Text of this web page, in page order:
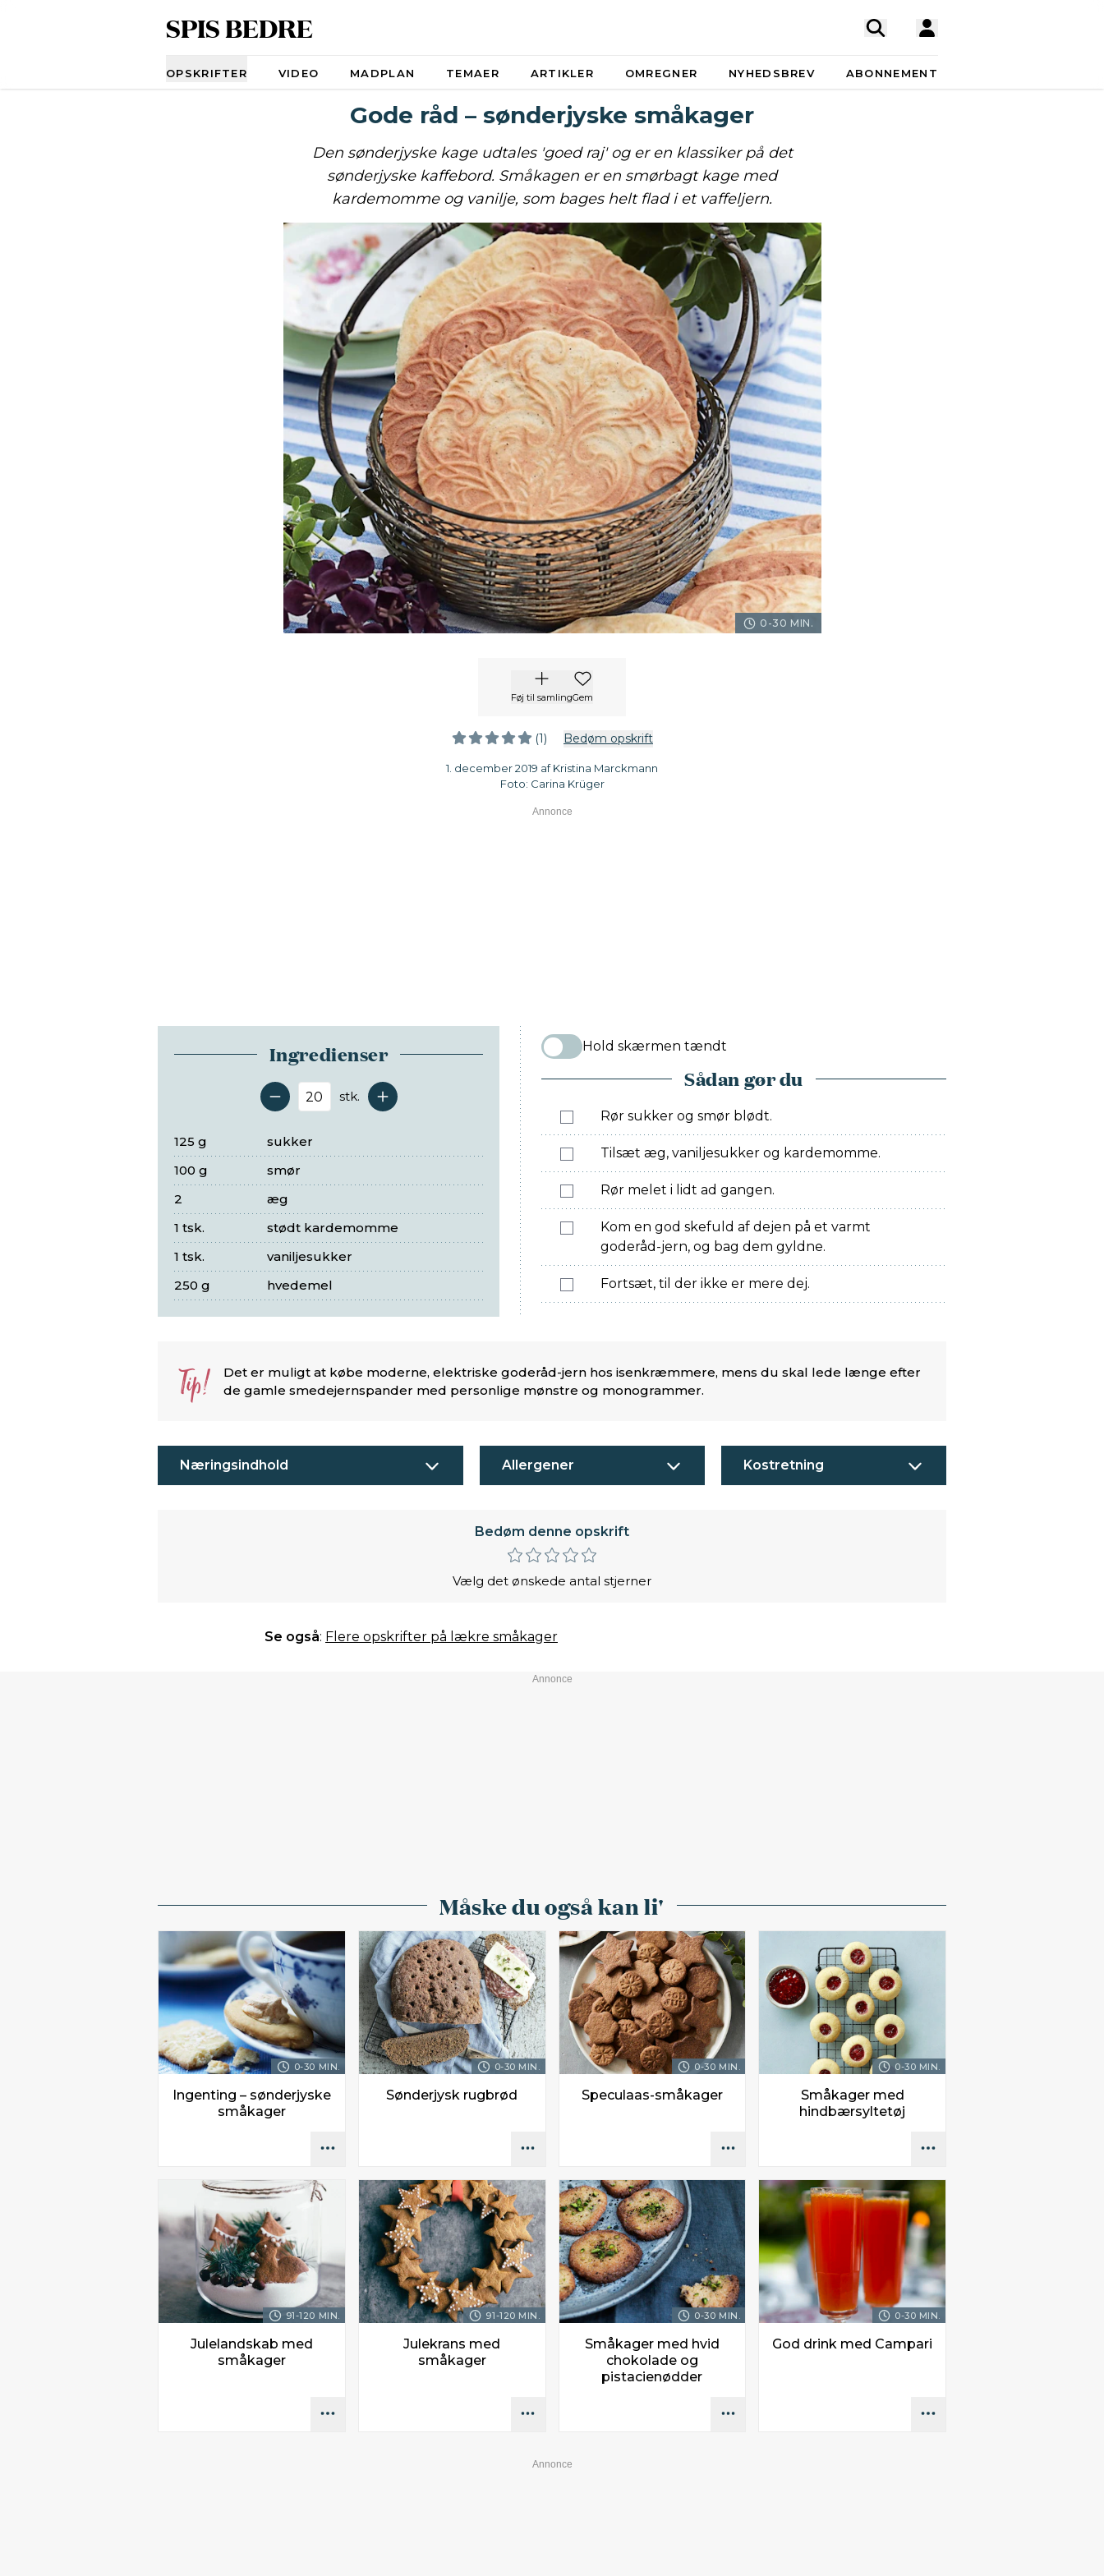
SPIS BEDRE
OPSKRIFTER VIDEO MADPLAN TEMAER ARTIKLER OMREGNER NYHEDSBREV ABONNEMENT
Gode råd – sønderjyske småkager
Den sønderjyske kage udtales 'goed raj' og er en klassiker på det
sønderjyske kaffebord. Småkagen er en smørbagt kage med
kardemomme og vanilje, som bages helt flad i et vaffeljern.
0-30 MIN.
Føj til samlingGem
(1) Bedøm opskrift
1. december 2019 af Kristina Marckmann
Foto: Carina Krüger
Ingredienser
Antal serveringer
stk.
sukker
125 g
smør
100 g
æg
2
stødt kardemomme
1 tsk.
vaniljesukker
1 tsk.
hvedemel
250 g
Hold skærmen tændt
Sådan gør du
Rør sukker og smør blødt.
Tilsæt æg, vaniljesukker og kardemomme.
Rør melet i lidt ad gangen.
Kom en god skefuld af dejen på et varmt
goderåd-jern, og bag dem gyldne.
Fortsæt, til der ikke er mere dej.
Tip!
Det er muligt at købe moderne, elektriske goderåd-jern hos isenkræmmere, mens du skal lede længe efter
de gamle smedejernspander med personlige mønstre og monogrammer.
Næringsindhold Allergener Kostretning
Bedøm denne opskrift
Vælg det ønskede antal stjerner
Se også: Flere opskrifter på lækre småkager
Måske du også kan li'
0-30 MIN.
Ingenting – sønderjyske
småkager
0-30 MIN.
Sønderjysk rugbrød
0-30 MIN.
Speculaas-småkager
0-30 MIN.
Småkager med
hindbærsyltetøj
91-120 MIN.
Julelandskab med
småkager
91-120 MIN.
Julekrans med
småkager
0-30 MIN.
Småkager med hvid
chokolade og
pistacienødder
0-30 MIN.
God drink med Campari